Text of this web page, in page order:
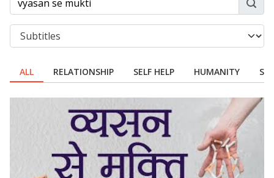
ALL RELATIONSHIP SELF HELP HUMANITY